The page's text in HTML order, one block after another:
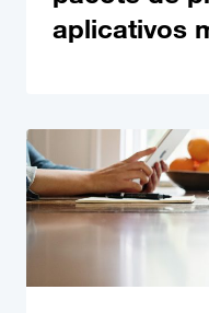
aplicativos